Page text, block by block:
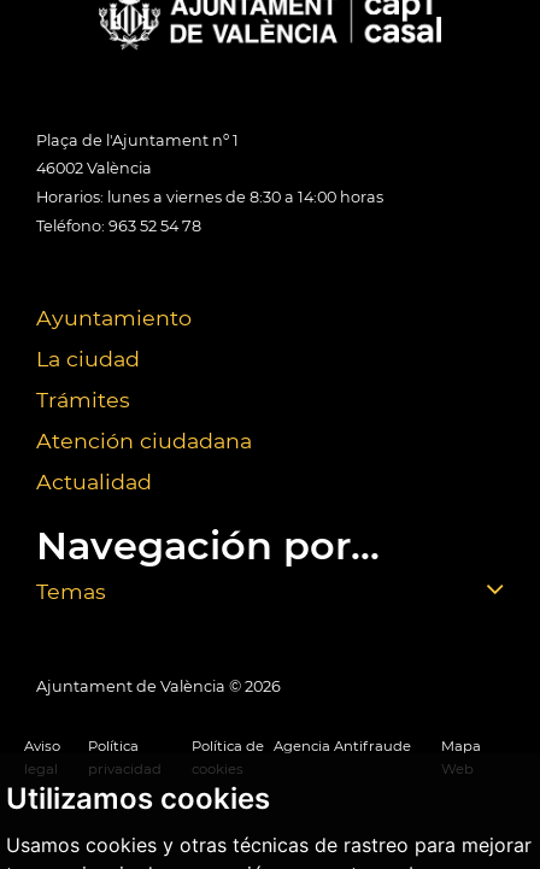
Utilizamos cookies
Usamos cookies y otras técnicas de rastreo para mejorar
Plaça de l'Ajuntament nº 1
46002 València
Horarios: lunes a viernes de 8:30 a 14:00 horas
Teléfono: 963 52 54 78
Ayuntamiento
La ciudad
Trámites
Atención ciudadana
Actualidad
Navegación por...
Temas
Ajuntament de València © 2026
Aviso
legal
Política
privacidad
Política de
cookies
Agencia Antifraude
Mapa
Web